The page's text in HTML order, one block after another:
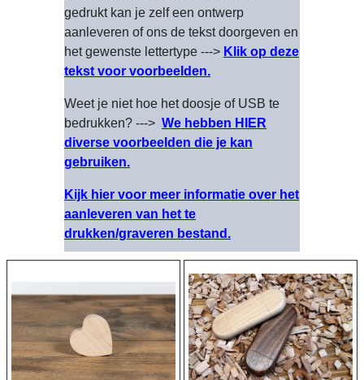
gedrukt kan je zelf een ontwerp
aanleveren of ons de tekst doorgeven en
het gewenste lettertype ---> Klik op deze
tekst voor voorbeelden.
Weet je niet hoe het doosje of USB te
bedrukken? ---> We hebben HIER
diverse voorbeelden die je kan
gebruiken.
Kijk hier voor meer informatie over het
aanleveren van het te
drukken/graveren bestand.